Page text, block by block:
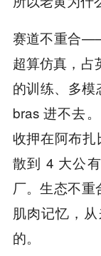
赛道不重合
超算仿真，占
的训练、多
bras 进不去
收押在阿布
散到 4 大公
厂。生态不
肌肉记忆，
的。